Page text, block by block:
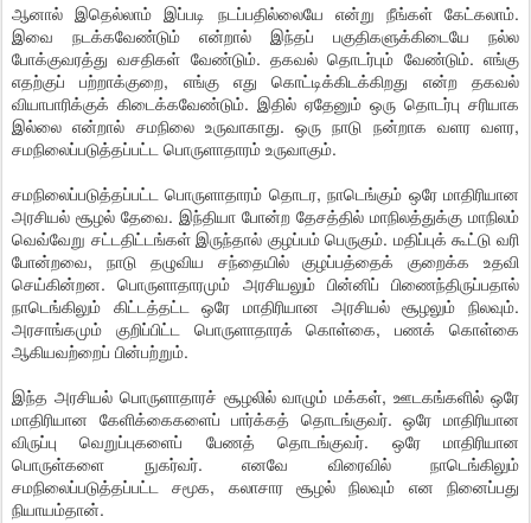
ஆனால் இதெல்லாம் இப்படி நடப்பதில்லையே என்று நீங்கள் கேட்கலாம்.
இவை நடக்கவேண்டும் என்றால் இந்தப் பகுதிகளுக்கிடையே நல்ல
போக்குவரத்து வசதிகள் வேண்டும். தகவல் தொடர்பும் வேண்டும். எங்கு
எதற்குப் பற்றாக்குறை, எங்கு எது கொட்டிக்கிடக்கிறது என்ற தகவல்
வியாபாரிக்குக் கிடைக்கவேண்டும். இதில் ஏதேனும் ஒரு தொடர்பு சரியாக
இல்லை என்றால் சமநிலை உருவாகாது. ஒரு நாடு நன்றாக வளர வளர,
சமநிலைப்படுத்தப்பட்ட பொருளாதாரம் உருவாகும்.
சமநிலைப்படுத்தப்பட்ட பொருளாதாரம் தொடர, நாடெங்கும் ஒரே மாதிரியான
அரசியல் சூழல் தேவை. இந்தியா போன்ற தேசத்தில் மாநிலத்துக்கு மாநிலம்
வெவ்வேறு சட்டதிட்டங்கள் இருந்தால் குழப்பம் பெருகும். மதிப்புக் கூட்டு வரி
போன்றவை, நாடு தழுவிய சந்தையில் குழப்பத்தைக் குறைக்க உதவி
செய்கின்றன. பொருளாதாரமும் அரசியலும் பின்னிப் பிணைந்திருப்பதால்
நாடெங்கிலும் கிட்டத்தட்ட ஒரே மாதிரியான அரசியல் சூழலும் நிலவும்.
அரசாங்கமும் குறிப்பிட்ட பொருளாதாரக் கொள்கை, பணக் கொள்கை
ஆகியவற்றைப் பின்பற்றும்.
இந்த அரசியல் பொருளாதாரச் சூழலில் வாழும் மக்கள், ஊடகங்களில் ஒரே
மாதிரியான கேளிக்கைகளைப் பார்க்கத் தொடங்குவர். ஒரே மாதிரியான
விருப்பு வெறுப்புகளைப் பேணத் தொடங்குவர். ஒரே மாதிரியான
பொருள்களை நுகர்வர். எனவே விரைவில் நாடெங்கிலும்
சமநிலைப்படுத்தப்பட்ட சமூக, கலாசார சூழல் நிலவும் என நினைப்பது
நியாயம்தான்.